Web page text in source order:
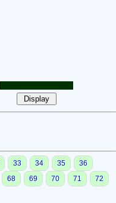
33 34 35
36
68 69 70 71
72